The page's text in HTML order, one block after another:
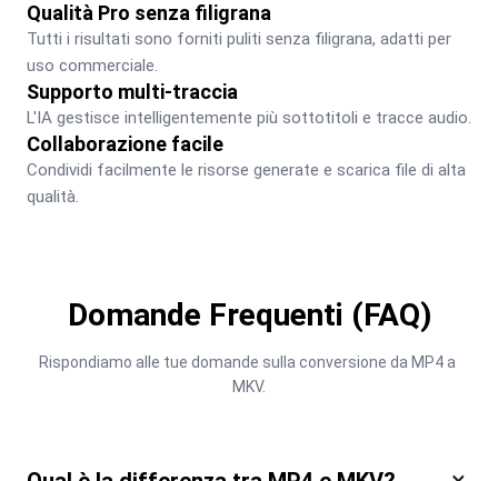
Qualità Pro senza filigrana
Tutti i risultati sono forniti puliti senza filigrana, adatti per
uso commerciale.
Supporto multi-traccia
L'IA gestisce intelligentemente più sottotitoli e tracce audio.
Collaborazione facile
Condividi facilmente le risorse generate e scarica file di alta
qualità.
Domande Frequenti (FAQ)
Rispondiamo alle tue domande sulla conversione da MP4 a
MKV.